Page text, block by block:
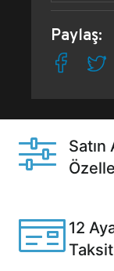
Paylaş:
Satın
12